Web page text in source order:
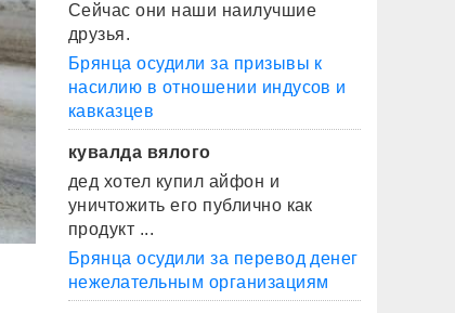
Сейчас они наши наилучшие
друзья.
Брянца осудили за призывы к
насилию в отношении индусов и
кавказцев
кувалда вялого
дед хотел купил айфон и
уничтожить его публично как
продукт ...
Брянца осудили за перевод денег
нежелательным организациям